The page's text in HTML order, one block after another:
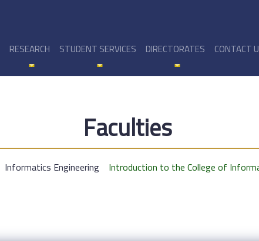
RESEARCH STUDENT SERVICES DIRECTORATES CONTACT
Faculties
Informatics Engineering Introduction to the College of